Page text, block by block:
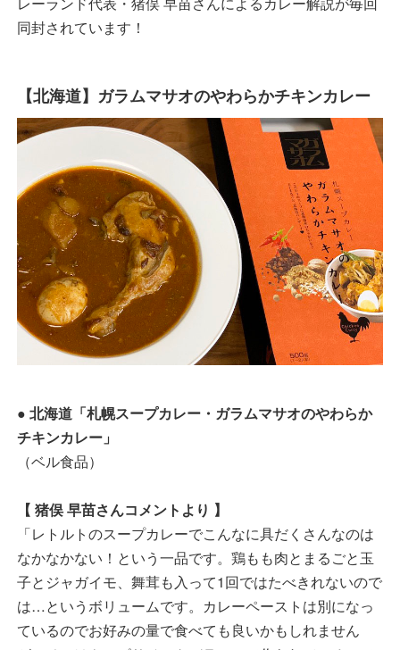
同封されています！
【北海道】ガラムマサオのやわらかチキンカレー
● 北海道「札幌スープカレー・ガラムマサオのやわらか
チキンカレー」
（ベル食品）
【 猪俣 早苗さんコメントより 】
「レトルトのスープカレーでこんなに具だくさんなのは
なかなかない！という一品です。鶏もも肉とまるごと玉
子とジャガイモ、舞茸も入って1回ではたべきれないので
は…というボリュームです。カレーペーストは別になっ
ているのでお好みの量で食べても良いかもしれません